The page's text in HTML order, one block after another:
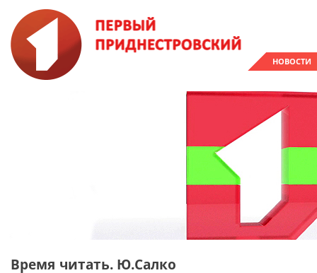
НОВОСТИ
Время читать. Ю.Салко